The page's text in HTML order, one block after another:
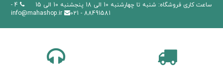
ساعت کاری فروشگاه: شنبه تا چهارشنبه 10 الی 18 پنجشنبه 10 الی 15
4 -
88491581 - 021
info@mahashop.ir